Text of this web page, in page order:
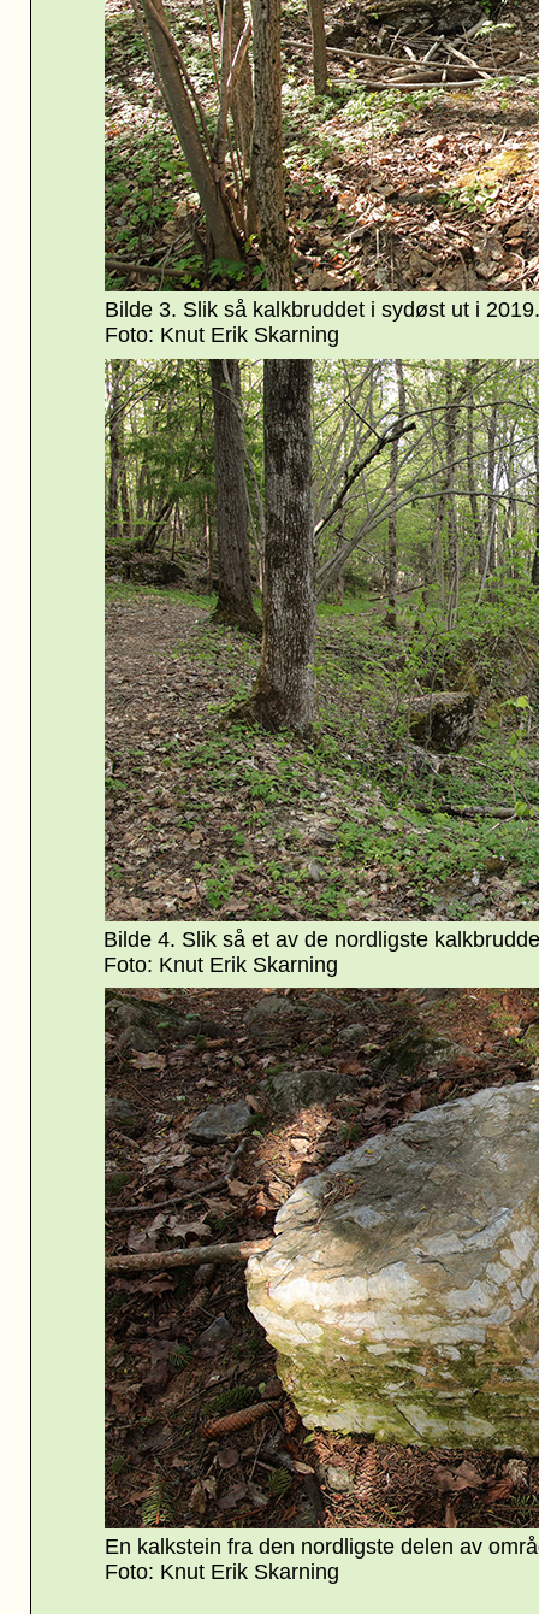
Bilde 3. Slik så kalkbruddet i sydøst ut i
Foto: Knut Erik Skarning
Bilde 4. Slik så et av de nordligste
Foto: Knut Erik Skarning
En kalkstein fra den nordligste delen av
Foto: Knut Erik Skarning